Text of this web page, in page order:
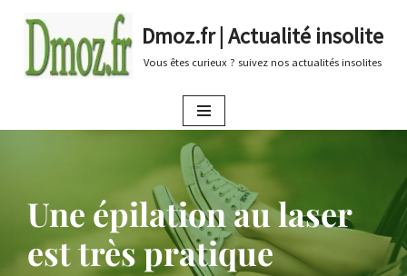
au
Dmoz.fr | Actualité insolite
Vous êtes curieux ? suivez nos actualités insolites
Une épilation au laser
est très pratique